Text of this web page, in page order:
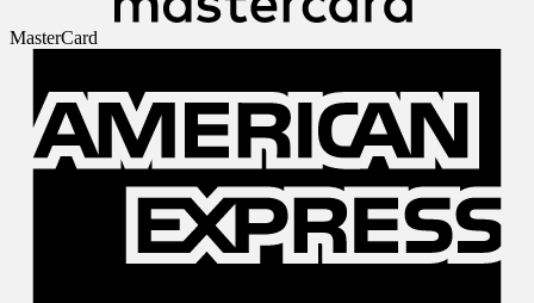
MasterCard